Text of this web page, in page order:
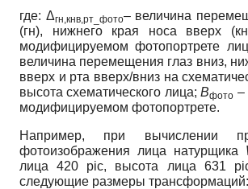
где: Δгн,кнв,рт_фото– величина
(гн), нижнего края носа вверх
модифицируемом фотопортрете
величина перемещения глаз вниз,
вверх и рта вверх/вниз на
высота схематического лица;Вфото –
модифицируемом фотопортрете.
Например, при вычислении
фотоизображения лица натурщика
лица 420 pic, высота лица 631
следующие размеры трансформаций: